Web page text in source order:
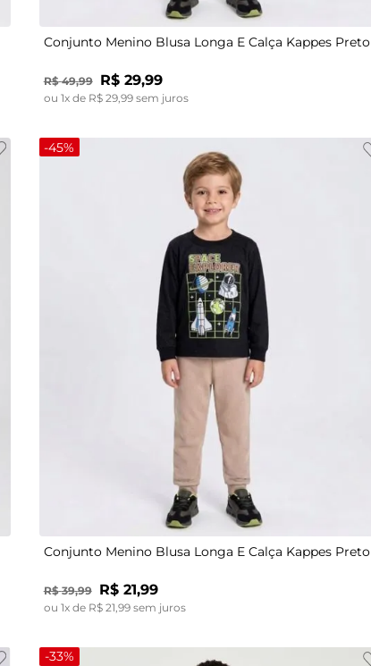
Conjunto Menino Blusa Longa E Calça Kappes Preto
R$ 49,99 R$ 29,99
ou 1x de R$ 29,99sem juros
-45%
P M
Conjunto Menino Blusa Longa E Calça Kappes Preto
R$ 39,99 R$ 21,99
ou 1x de R$ 21 99sem juros
-33%